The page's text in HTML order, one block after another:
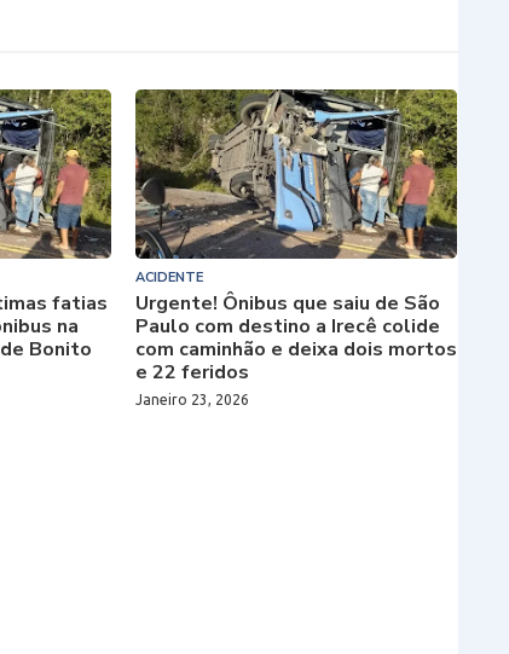
fatias
na
Bonito
ACIDENTE
Urgente! Ônibus que saiu de São
Paulo com destino a Irecê colide
com caminhão e deixa dois mortos
e 22 feridos
Janeiro 23, 2026